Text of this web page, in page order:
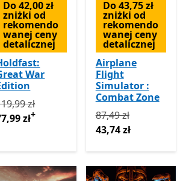
172,49 zł
Oferty zakupu w aplikacji
Do 42,00 zł
zniżki od
rekomendo
wanej ceny
detalicznej
War
119,99 zł teraz 77,99 złOferty
zł
zł+
Do 43,75 zł
zniżki od
rekomendo
wanej ceny
detalicznej
Airplane
Flight
Simulator :
Combat Zone
Pierwotnie 87,49 zł
87,49 zł
43,74 zł